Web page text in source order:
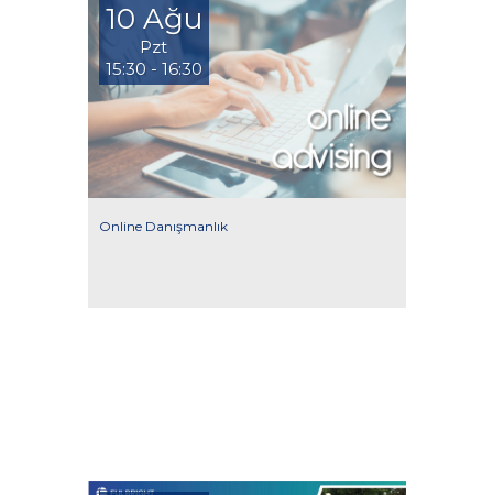
10 Ağu
Pzt
15:30 - 16:30
Online Danışmanlık